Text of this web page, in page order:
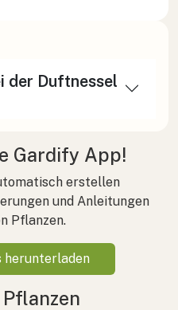
der Duftnessel
Gardify App!
erstellen
und Anleitungen
Pflanzen.
herunterladen